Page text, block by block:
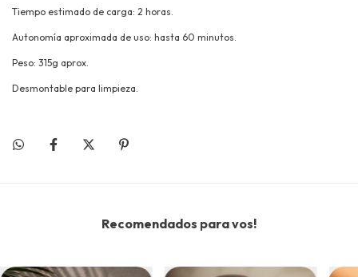
Tiempo estimado de carga: 2 horas.
Autonomía aproximada de uso: hasta 60 minutos.
Peso: 315g aprox.
Desmontable para limpieza.
Recomendados para vos!